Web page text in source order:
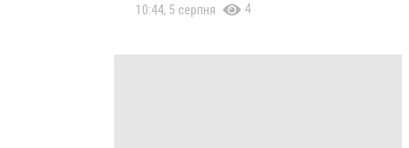
10:44, 5 серпня 4